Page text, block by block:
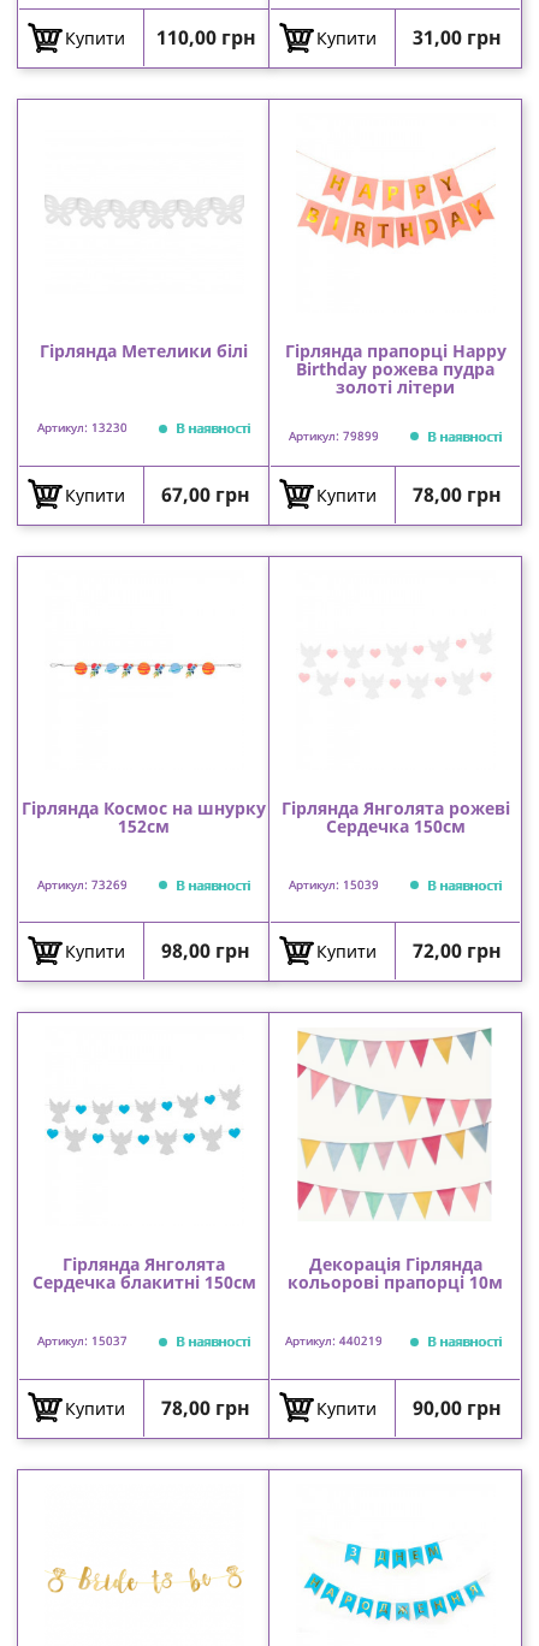
Купити Ціна
110,00 грн Купити Ціна
31,00 грн
Гірлянда Метелики білі
Артикул: 13230 В наявності
Купити Ціна
67,00 грн
Гірлянда прапорці Happy
Birthday рожева пудра
золоті літери
Артикул: 79899 В наявності
Купити Ціна
78,00 грн
Гірлянда Космос на шнурку
152см
Артикул: 73269 В наявності
Купити Ціна
98,00 грн
Гірлянда Янголята рожеві
Сердечка 150см
Артикул: 15039 В наявності
Купити Ціна
72,00 грн
Гірлянда Янголята
Сердечка блакитні 150см
Артикул: 15037 В наявності
Купити Ціна
78,00 грн
Декорація Гірлянда
кольорові прапорці 10м
Артикул: 440219 В наявності
Купити Ціна
90,00 грн